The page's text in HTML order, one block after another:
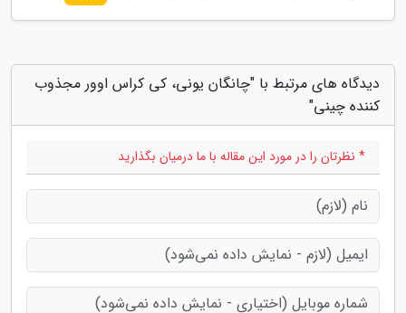
دیدگاه های مرتبط با "چانگان یونی، کی کراس اوور مجذوب
کننده چینی"
* نظرتان را در مورد این مقاله با ما درمیان بگذارید